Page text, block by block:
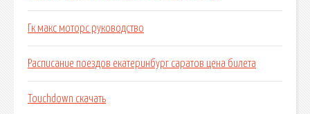
Гк макс моторс руководство
Расписание поездов екатеринбург саратов цена билета
Touchdown скачать